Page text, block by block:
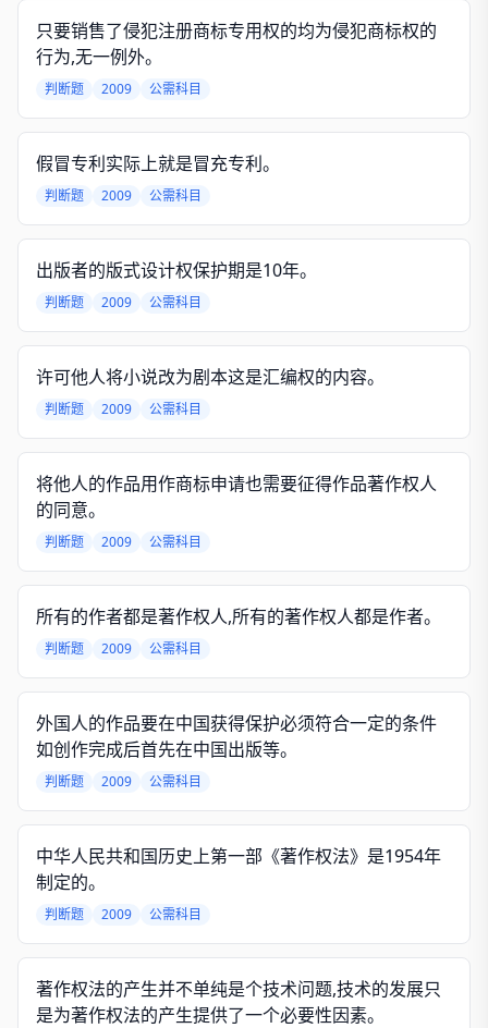
只要销售了侵犯注册商标专用权的均为侵犯商标权的
行为,无一例外。
判断题 2009 公需科目
假冒专利实际上就是冒充专利。
判断题 2009 公需科目
出版者的版式设计权保护期是10年。
判断题 2009 公需科目
许可他人将小说改为剧本这是汇编权的内容。
判断题 2009 公需科目
将他人的作品用作商标申请也需要征得作品著作权人
的同意。
判断题 2009 公需科目
所有的作者都是著作权人,所有的著作权人都是作者。
判断题 2009 公需科目
外国人的作品要在中国获得保护必须符合一定的条件
如创作完成后首先在中国出版等。
判断题 2009 公需科目
中华人民共和国历史上第一部《著作权法》是1954年
制定的。
判断题 2009 公需科目
著作权法的产生并不单纯是个技术问题,技术的发展只
是为著作权法的产生提供了一个必要性因素。